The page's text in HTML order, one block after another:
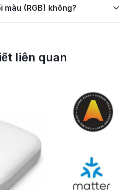
màu (RGB) không?
liên quan